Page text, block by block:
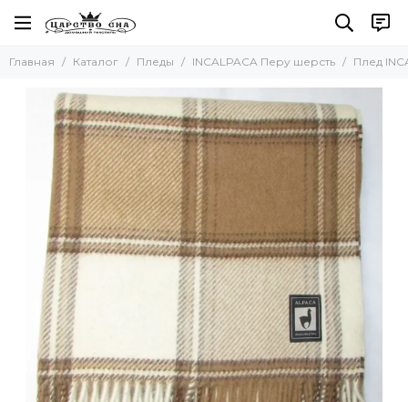
Пледы
Для детей
Главная Каталог Пледы INCALPACA Перу шерсть Плед